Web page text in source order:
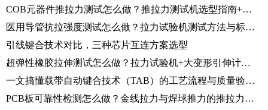
COB元器件推拉力测试怎么做？推拉力测试机选型指南+实测演示
医用导管抗拉强度测试怎么做？拉力试验机测试方法与标准解析
引线键合技术对比，三种芯片互连方案选型
超弹性橡胶拉伸测试怎么做？拉力试验机+大变形引伸计完整测试方案解析
一文搞懂载带自动键合技术（TAB）的工艺流程与质量验证方法
PCB板可靠性检测怎么做？金线拉力与焊球推力的推拉力测试机实操